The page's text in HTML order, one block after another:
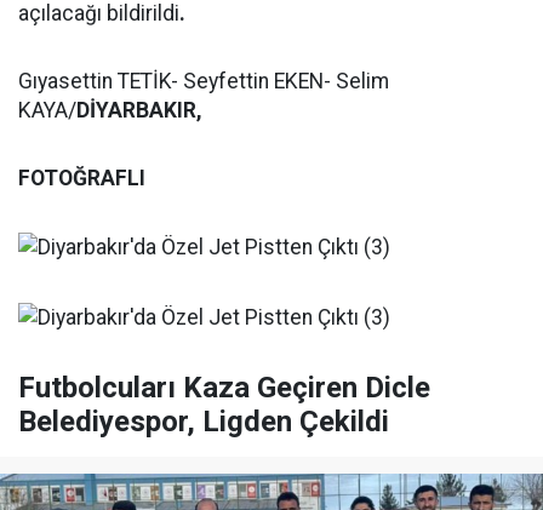
açılacağı bildirildi.
Gıyasettin TETİK- Seyfettin EKEN- Selim
KAYA/DİYARBAKIR,
FOTOĞRAFLI
Futbolcuları Kaza Geçiren Dicle
Belediyespor, Ligden Çekildi